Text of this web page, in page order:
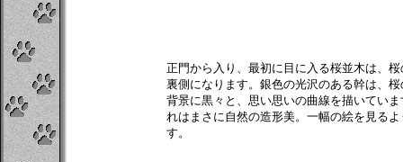
正門から入り、最初に目に入る桜並木は、桜
裏側になります。銀色の光沢のある幹は、桜
背景に黒々と、思い思いの曲線を描いていま
れはまさに自然の造形美。一幅の絵を見るよ
す。